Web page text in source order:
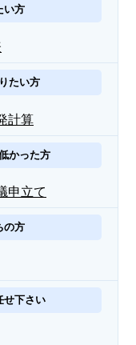
い方
たい方
計算
かった方
申立て
の方
せ下さい